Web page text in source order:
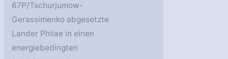
67P/Tschurjumow-
Gerassimenko abgesetzte
Lander Philae in einen
energiebedingten